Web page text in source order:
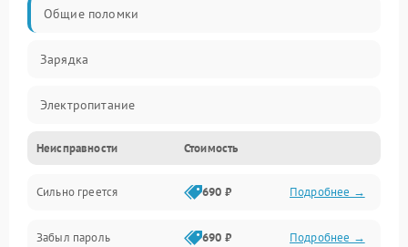
Общие поломки
Зарядка
Электропитание
Экран и изображение
Дисплей
Экран (дисплей)
Неисправности Стоимость
Сильно греется 690 ₽ Подробнее →
Забыл пароль 690 ₽ Подробнее →